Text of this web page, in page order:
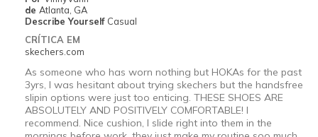
de Atlanta, GA
Describe Yourself Casual
CRÍTICA EM
skechers.com
As someone who has worn nothing but HOKAs for the past
3yrs, I was hesitant about trying skechers but the handsfree
slipin options were just too enticing. THESE SHOES ARE
ABSOLUTELY AND POSITIVELY COMFORTABLE! I
recommend. Nice cushion, I slide right into them in the